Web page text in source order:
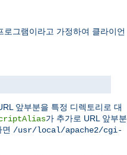
그램이라고 가정하여 클라이언
앞부분을 특정 디렉토리로 대
가 추가로 URL 앞부분
/usr/local/apache2/cgi-